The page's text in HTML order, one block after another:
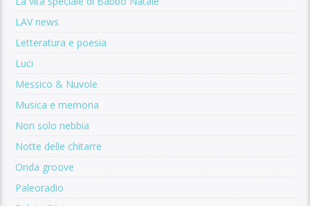
LAV news
Letteratura e poesia
Luci
Messico & Nuvole
Musica e memoria
Non solo nebbia
Notte delle chitarre
Onda groove
Paleoradio